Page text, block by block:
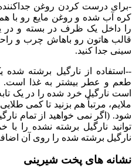
-برای درست کردن روغن
کره آب شده و روغن مایع رو با هم
را داخل یک ظرف در بسته و در
قالب هاتون رو باهاش چرب و
سینی جدا کنید.
--استفاده از نارگیل برشته
طعم و عطر بیشتر به غذا است.
است نارگیل خرد شده را در یک
ملایم، مرتباً هم بزنید تا کمی
شود. (اگر نمی خواهید از تمام
توانید نارگیل برشته نشده را
نارگیل برشته شده را روی آن
نشانه های پخت شیرینی